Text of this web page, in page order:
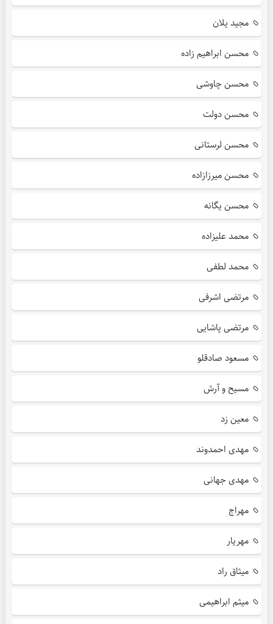
مجید یلان
محسن ابراهیم زاده
محسن چاوشی
محسن دولت
محسن لرستانی
محسن میرزازاده
محسن یگانه
محمد علیزاده
محمد لطفی
مرتضی اشرفی
مرتضی پاشایی
مسعود صادقلو
مسیح و آرش
معین زد
مهدی احمدوند
مهدی جهانی
مهراج
مهریار
میثاق راد
میثم ابراهیمی